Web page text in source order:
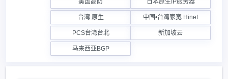
美国高防 日本原生IP服务器
台湾 原生 中国•台湾家宽 Hinet
PCS台湾台北 新加坡云
马来西亚BGP